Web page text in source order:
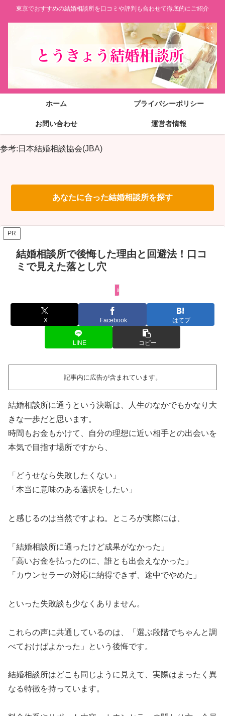
東京でおすすめの結婚相談所を口コミや評判も合わせて徹底的にご紹介
ホーム プライバシーポリシー
お問い合わせ 運営者情報
参考:日本結婚相談協会(JBA)
あなたに合った結婚相談所を探す
PR
結婚相談所で後悔した理由と回避法！口コ
ミで見えた落とし穴
結婚相談所について
X Facebook はてブ
LINE コピー
記事内に広告が含まれています。
結婚相談所に通うという決断は、人生のなかでもかなり大
きな一歩だと思います。
時間もお金もかけて、自分の理想に近い相手との出会いを
本気で目指す場所ですから、
「どうせなら失敗したくない」
「本当に意味のある選択をしたい」
と感じるのは当然ですよね。ところが実際には、
「結婚相談所に通ったけど成果がなかった」
「高いお金を払ったのに、誰とも出会えなかった」
「カウンセラーの対応に納得できず、途中でやめた」
といった失敗談も少なくありません。
これらの声に共通しているのは、「選ぶ段階でちゃんと調
べておけばよかった」という後悔です。
結婚相談所はどこも同じように見えて、実際はまったく異
なる特徴を持っています。